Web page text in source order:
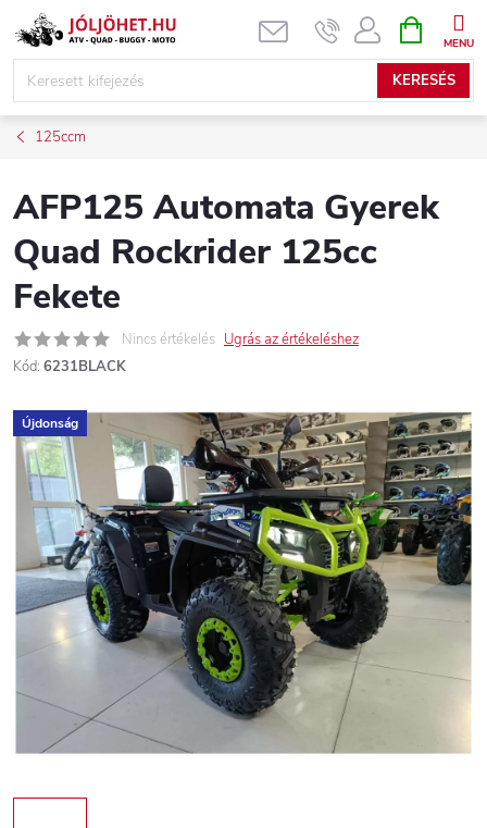
Ugrás
KERESÉS
KOSÁR
125ccm
AFP125 Automata Gyerek
Quad Rockrider 125cc
Fekete
Nincs értékelés Ugrás az értékeléshez
Kód: 6231BLACK
Újdonság